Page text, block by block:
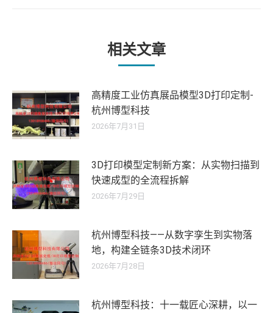
相关文章
高精度工业仿真展品模型3D打印定制-
杭州博型科技
2026年7月31日
3D打印模型定制新方案：从实物扫描到
快速成型的全流程拆解
2026年7月29日
杭州博型科技——从数字孪生到实物落
地，构建全链条3D技术闭环
2026年7月28日
杭州博型科技：十一载匠心深耕，以一